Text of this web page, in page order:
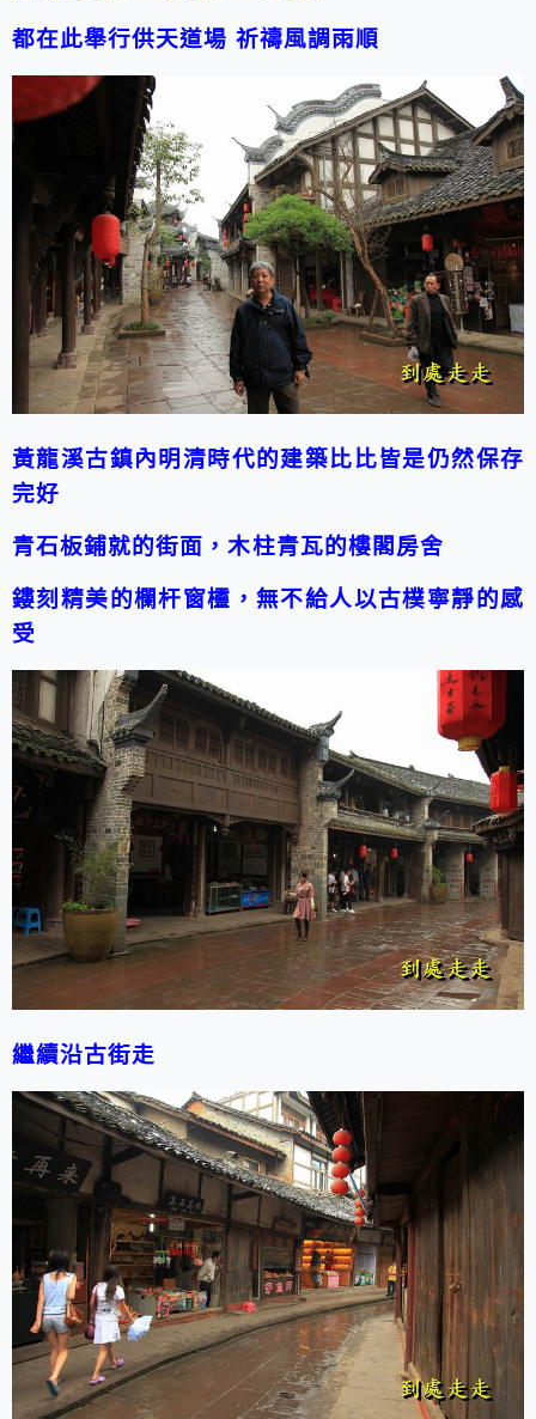
都在此舉行供天道場 祈禱風調雨順
黃龍溪古鎮內明清時代的建築比比皆是仍然保存
完好
青石板鋪就的街面，木柱青瓦的樓閣房舍
鏤刻精美的欄杆窗欞，無不給人以古樸寧靜的感
受
繼續沿古街走